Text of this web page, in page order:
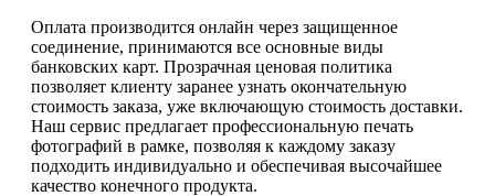
Оплата производится онлайн через защищенное
соединение, принимаются все основные виды
банковских карт. Прозрачная ценовая политика
позволяет клиенту заранее узнать окончательную
стоимость заказа, уже включающую стоимость доставки.
Наш сервис предлагает профессиональную печать
фотографий в рамке, позволяя к каждому заказу
подходить индивидуально и обеспечивая высочайшее
качество конечного продукта.